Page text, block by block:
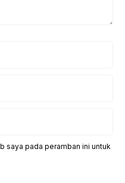
saya pada peramban ini untuk